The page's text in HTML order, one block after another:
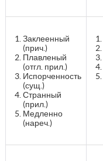
Заклеенный
(прич.)
Плавленый
(отгл. прил.)
Испорченность
(сущ.)
Странный
(прил.)
Медленно
(нареч.)